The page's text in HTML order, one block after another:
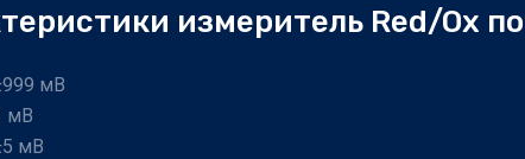
измеритель Red/Ox
мВ
мВ
мВ